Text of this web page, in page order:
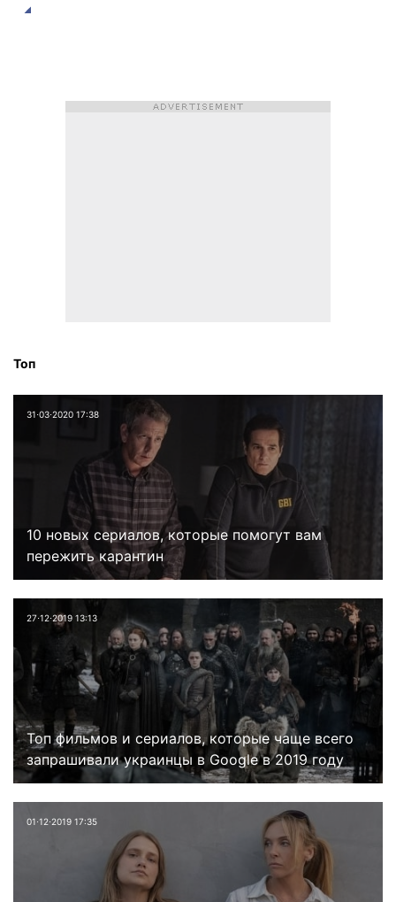
Топ
31⋅03⋅2020 17:38
10 новых сериалов, которые помогут вам
пережить карантин
27⋅12⋅2019 13:13
Топ фильмов и сериалов, которые чаще всего
запрашивали украинцы в Google в 2019 году
01⋅12⋅2019 17:35